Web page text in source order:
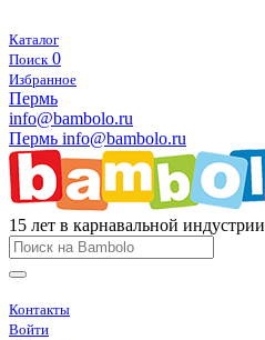
Каталог
Поиск 0
Избранное
Пермь
info@bambolo.ru
Пермь info@bambolo.ru
15 лет в карнавальной индустрии
Контакты
Войти